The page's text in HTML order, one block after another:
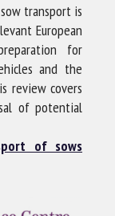
transport is
European
for
and the
review covers
of potential
of sows